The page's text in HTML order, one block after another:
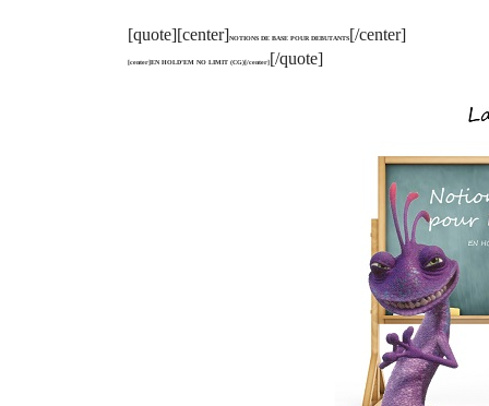
[quote][center]NOTIONS DE BASE POUR DEBUTANTS[/center]
[center]EN HOLD’EM NO LIMIT (CG)[/center][/quote]